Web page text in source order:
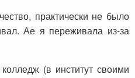
практически не было
Ае я переживала из-за
(в институт своими